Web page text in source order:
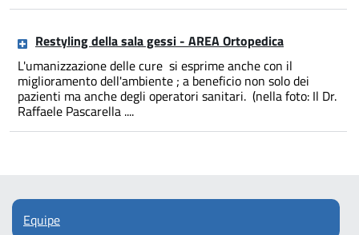
Restyling della sala gessi - AREA Ortopedica
L'umanizzazione delle cure si esprime anche con il
miglioramento dell'ambiente ; a beneficio non solo dei
pazienti ma anche degli operatori sanitari. (nella foto: Il Dr.
Raffaele Pascarella ....
Equipe